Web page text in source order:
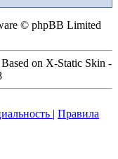
© phpBB Limited
on X-Static Skin -
| Правила